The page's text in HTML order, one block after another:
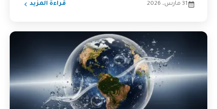
31 مارس، 2026 قراءة المزيد